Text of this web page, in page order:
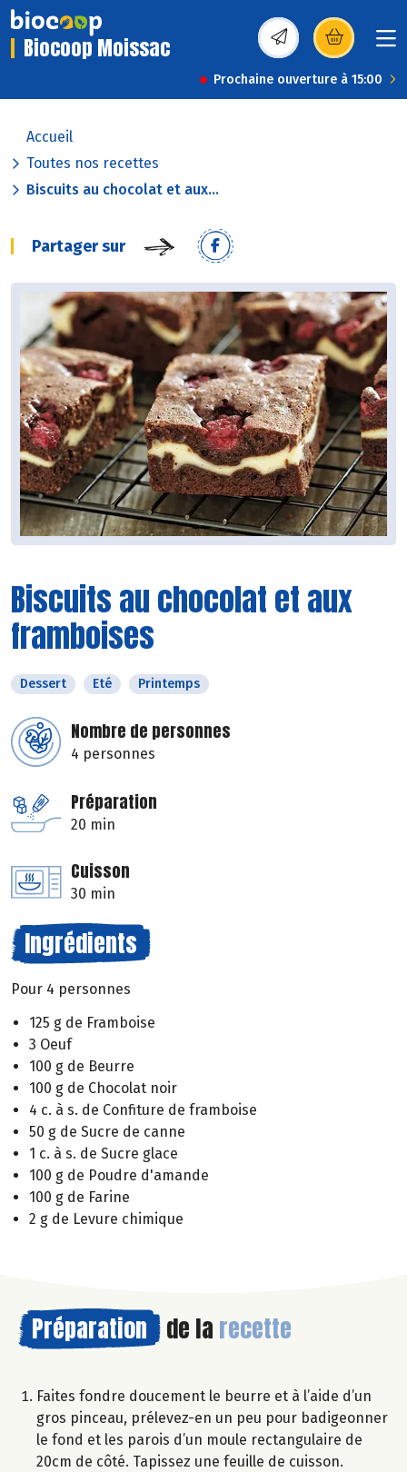
Biocoop Moissac (s’ouvre dans une
Prochaine ouverture à 15:00
Accueil
Toutes nos recettes
Biscuits au chocolat et aux...
Partager sur
Biscuits au chocolat et aux
framboises
Dessert Eté Printemps
Nombre de personnes
4 personnes
Préparation
20 min
Cuisson
30 min
Ingrédients
Pour 4 personnes
125 g de Framboise
3 Oeuf
100 g de Beurre
100 g de Chocolat noir
4 c. à s. de Confiture de framboise
50 g de Sucre de canne
1 c. à s. de Sucre glace
100 g de Poudre d'amande
100 g de Farine
2 g de Levure chimique
Préparation de la recette
Faites fondre doucement le beurre et à l’aide d’un
gros pinceau, prélevez-en un peu pour badigeonner
le fond et les parois d’un moule rectangulaire de
20cm de côté. Tapissez une feuille de cuisson.